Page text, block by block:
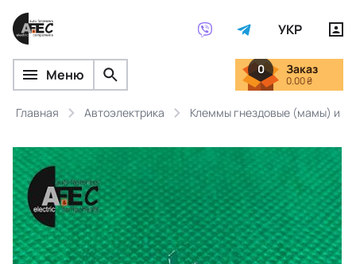
УКР
Меню 0 Заказ
0.00 ₴
Главная Автоэлектрика Клеммы гнездовые (мамы) и